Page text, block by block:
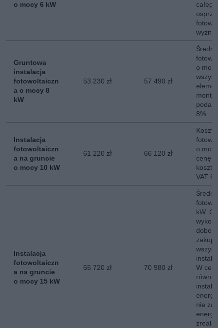
o mocy 6 kW
Gruntowa
instalacja
fotowoltaiczn
a o mocy 8
kW
53 230 zł 57 490 zł
Średni
o
8%.
Instalacja
fotowoltaiczn
a na gruncie
o mocy 10 kW
61 220 zł 66 120 zł
Koszt
o
cenę
koszt
VAT
Instalacja
fotowoltaiczn
a na gruncie
o mocy 15 kW
65 720 zł 70 980 zł
Średni
kW.
W
nie